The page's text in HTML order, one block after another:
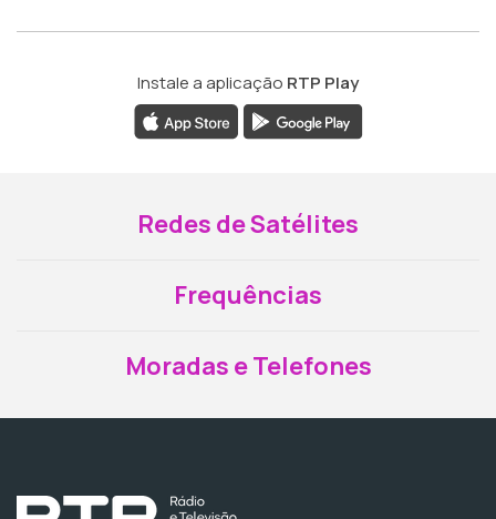
Instale a aplicação RTP Play
Redes de Satélites
Frequências
Moradas e Telefones